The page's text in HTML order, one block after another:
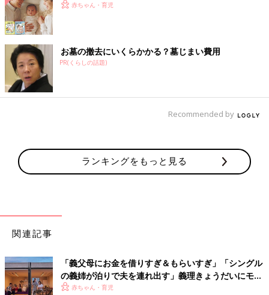
赤ちゃん・育児
お墓の撤去にいくらかかる？墓じまい費用
PR(くらしの話題)
Recommended by
ランキングをもっと見る
関連記事
「義父母にお金を借りすぎ＆もらいすぎ」「シングル
の義姉が泊りで夫を連れ出す」義理きょうだいにモヤ
モヤ…
赤ちゃん・育児